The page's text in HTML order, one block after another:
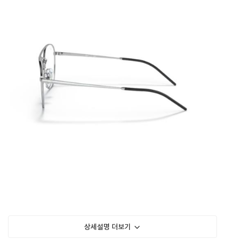
상세설명 더보기